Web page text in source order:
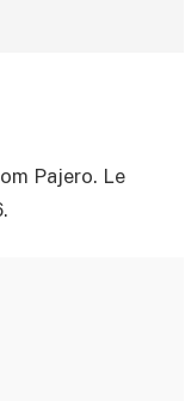
Pajero. Le